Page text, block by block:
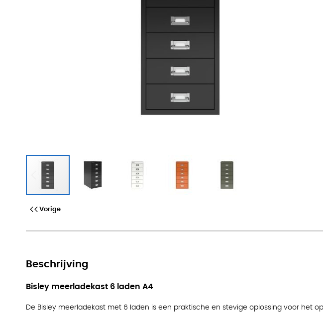
Bisley A4 meerladekast - 6 laden
Vorige
Beschrijving
Bisley meerladekast 6 laden A4
De Bisley meerladekast met 6 laden is een praktische en stevige oplossing voor het